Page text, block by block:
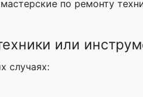
по ремонту
или
случаях: